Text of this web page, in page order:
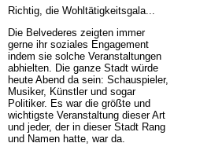
Richtig, die Wohltätigkeitsgala...
Die Belvederes zeigten immer
gerne ihr soziales Engagement
indem sie solche Veranstaltungen
abhielten. Die ganze Stadt würde
heute Abend da sein: Schauspieler,
Musiker, Künstler und sogar
Politiker. Es war die größte und
wichtigste Veranstaltung dieser Art
und jeder, der in dieser Stadt Rang
und Namen hatte, war da.